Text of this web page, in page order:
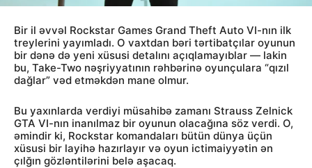
Bir il əvvəl Rockstar Games Grand Theft Auto VI-nın ilk
treylerini yayımladı. O vaxtdan bəri tərtibatçılar oyunun
bir dənə də yeni xüsusi detalını açıqlamayıblar — lakin
bu, Take-Two nəşriyyatının rəhbərinə oyunçulara “qızıl
dağlar” vəd etməkdən mane olmur.
Bu yaxınlarda verdiyi müsahibə zamanı Strauss Zelnick
GTA VI-nın inanılmaz bir oyunun olacağına söz verdi. O,
əmindir ki, Rockstar komandaları bütün dünya üçün
xüsusi bir layihə hazırlayır və oyun ictimaiyyətin ən
çılğın gözləntilərini belə aşacaq.